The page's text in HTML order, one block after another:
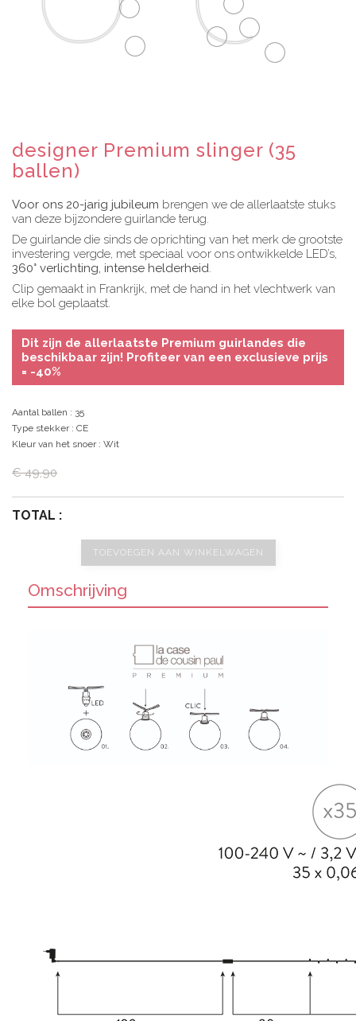
designer Premium slinger (35
ballen)
Voor ons 20-jarig jubileum brengen we de allerlaatste stuks
van deze bijzondere guirlande terug.
De guirlande die sinds de oprichting van het merk de grootste
investering vergde, met speciaal voor ons ontwikkelde LED’s,
360° verlichting, intense helderheid.
Clip gemaakt in Frankrijk, met de hand in het vlechtwerk van
elke bol geplaatst.
Dit zijn de allerlaatste Premium guirlandes die
beschikbaar zijn! Profiteer van een exclusieve prijs
= -40%
Aantal ballen : 35
Type stekker: CE
Kleur van het snoer: Wit
€ 49,90
TOTAL :
TOEVOEGEN AAN WINKELWAGEN
Omschrijving